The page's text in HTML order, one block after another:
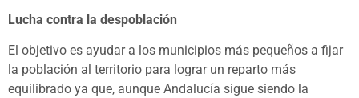
Lucha contra la despoblación
El objetivo es ayudar a los municipios más pequeños a fijar
la población al territorio para lograr un reparto más
equilibrado ya que, aunque Andalucía sigue siendo la